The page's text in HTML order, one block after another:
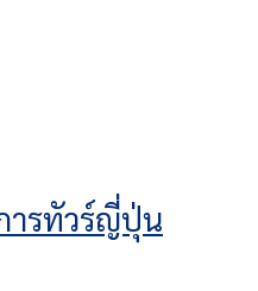
ารทัวร์ญี่ปุ่น